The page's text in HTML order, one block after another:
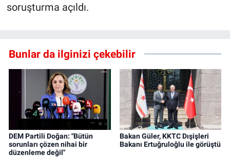
soruşturma açıldı.
Bunlar da ilginizi çekebilir
DEM Partili Doğan: "Bütün
sorunları çözen nihai bir
düzenleme değil"
Bakan Güler, KKTC Dışişleri
Bakanı Ertuğruloğlu ile görüştü